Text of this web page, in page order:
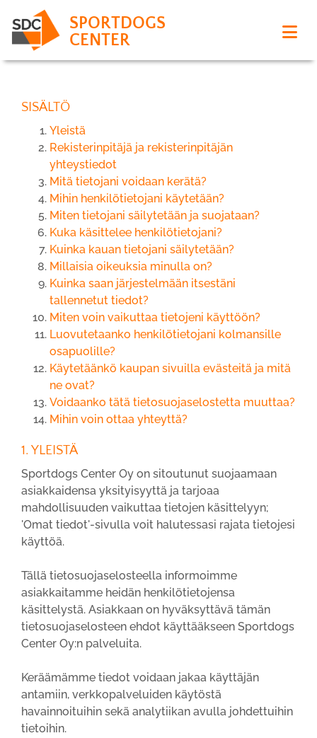
SPORTDOGS
CENTER
SISÄLTÖ
Yleistä
Rekisterinpitäjä ja rekisterinpitäjän
yhteystiedot
Mitä tietojani voidaan kerätä?
Mihin henkilötietojani käytetään?
Miten tietojani säilytetään ja suojataan?
Kuka käsittelee henkilötietojani?
Kuinka kauan tietojani säilytetään?
Millaisia oikeuksia minulla on?
Kuinka saan järjestelmään itsestäni
tallennetut tiedot?
Miten voin vaikuttaa tietojeni käyttöön?
Luovutetaanko henkilötietojani kolmansille
osapuolille?
Käytetäänkö kaupan sivuilla evästeitä ja mitä
ne ovat?
Voidaanko tätä tietosuojaselostetta muuttaa?
Mihin voin ottaa yhteyttä?
1. YLEISTÄ
Sportdogs Center Oy on sitoutunut suojaamaan
asiakkaidensa yksityisyyttä ja tarjoaa
mahdollisuuden vaikuttaa tietojen käsittelyyn;
'Omat tiedot'-sivulla voit halutessasi rajata tietojesi
käyttöä.
Tällä tietosuojaselosteella informoimme
asiakkaitamme heidän henkilötietojensa
käsittelystä. Asiakkaan on hyväksyttävä tämän
tietosuojaselosteen ehdot käyttääkseen Sportdogs
Center Oy:n palveluita.
Keräämämme tiedot voidaan jakaa käyttäjän
antamiin, verkkopalveluiden käytöstä
havainnoituihin sekä analytiikan avulla johdettuihin
tietoihin.